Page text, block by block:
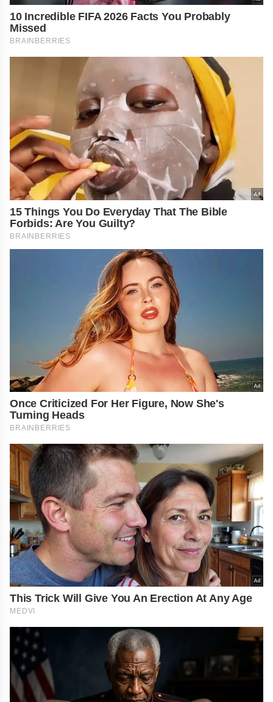
10 Incredible FIFA 2026 Facts You Probably
Missed
BRAINBERRIES
15 Things You Do Everyday That The Bible
Forbids: Are You Guilty?
BRAINBERRIES
Once Criticized For Her Figure, Now She's
Turning Heads
BRAINBERRIES
This Trick Will Give You An Erection At Any Age
MEDVI